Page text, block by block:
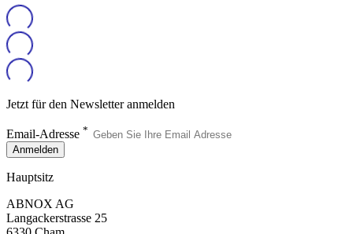
Jetzt für den Newsletter anmelden
Email-Adresse *
Anmelden
Hauptsitz
ABNOX AG
Langackerstrasse 25